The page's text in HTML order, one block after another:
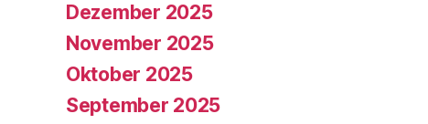
Dezember 2025
November 2025
Oktober 2025
September 2025